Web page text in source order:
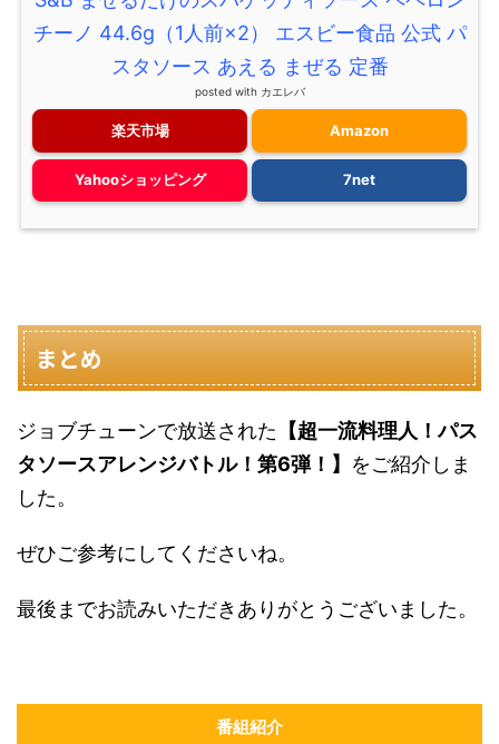
チーノ 44.6g（1人前×2） エスビー食品 公式 パ
スタソース あえる まぜる 定番
posted with カエレバ
楽天市場 Amazon
Yahooショッピング 7net
まとめ
ジョブチューンで放送された 【超一流料理人！パス
タソースアレンジバトル！第6弾！】 をご紹介しま
した。
ぜひご参考にしてくださいね。
最後までお読みいただきありがとうございました。
番組紹介